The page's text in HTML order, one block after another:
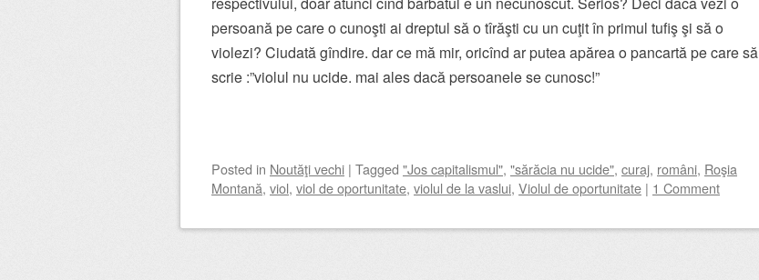
persoană pe care o cunoşti ai dreptul să o tîrăşti cu un cuţit în primul tufiş şi să o
violezi? Ciudată gîndire. dar ce mă mir, oricînd ar putea apărea o pancartă pe care să
scrie :”violul nu ucide. mai ales dacă persoanele se cunosc!”
Posted in Noutăţi vechi | Tagged "Jos capitalismul", "sărăcia nu ucide", curaj, români, Roşia
Montană, viol, viol de oportunitate, violul de la vaslui, Violul de oportunitate | 1 Comment